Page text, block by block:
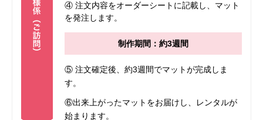
④ 注文内容をオーダーシートに記載し、マット
を発注します。
制作期間：約3週間
⑤ 注文確定後、約3週間でマットが完成しま
す。
⑥出来上がったマットをお届けし、レンタルが
始まります。